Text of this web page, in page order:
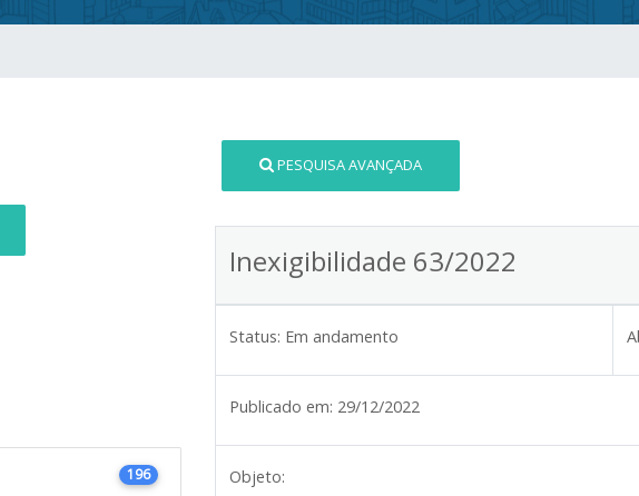
196
PESQUISA AVANÇADA
Inexigibilidade 63/2022
Status: Em andamento
Publicado em: 29/12/2022
Objeto: